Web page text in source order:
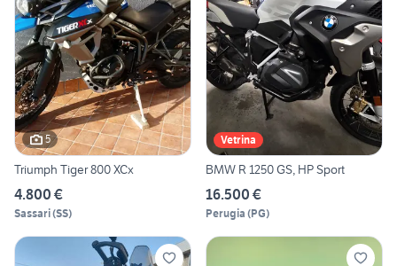
5
Triumph Tiger 800 XCx
4.800 €
Sassari(SS)
Vetrina
BMW R 1250 GS, HP Sport
16.500 €
Perugia (PG)